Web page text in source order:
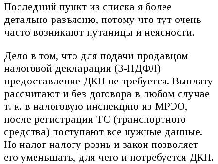
Последний пункт из списка я более
детально разъясню, потому что тут очень
часто возникают путаницы и неясности.
Дело в том, что для подачи продавцом
налоговой декларации (3-НДФЛ)
предоставление ДКП не требуется. Выплату
рассчитают и без договора в любом случае
т. к. в налоговую инспекцию из МРЭО,
после регистрации ТС (транспортного
средства) поступают все нужные данные.
Но налог налогу рознь и закон позволяет
его уменьшать, для чего и потребуется ДКП.